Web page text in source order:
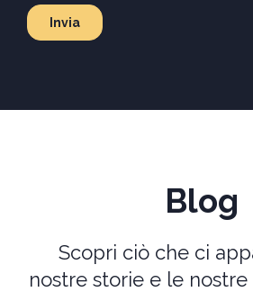
Blog
Scopri ciò che ci
nostre storie e le